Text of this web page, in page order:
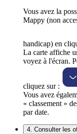
Vous avez la
Mappy (non
handicap) en
La carte affiche
voyez à l'écran.
cliquez sur :
Vous avez
« classement »
par date.
4. Consulter les